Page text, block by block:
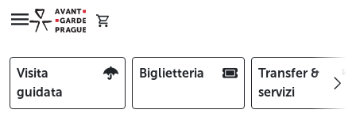
Visita
guidata
Biglietteria
Transfer &
servizi